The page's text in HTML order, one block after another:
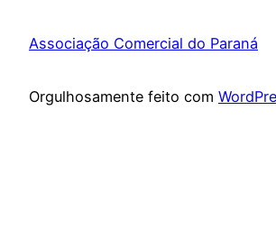
Associação Comercial do Paraná
Orgulhosamente feito com